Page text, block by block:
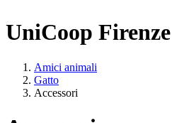
UniCoop
Amici animali
Gatto
Accessori